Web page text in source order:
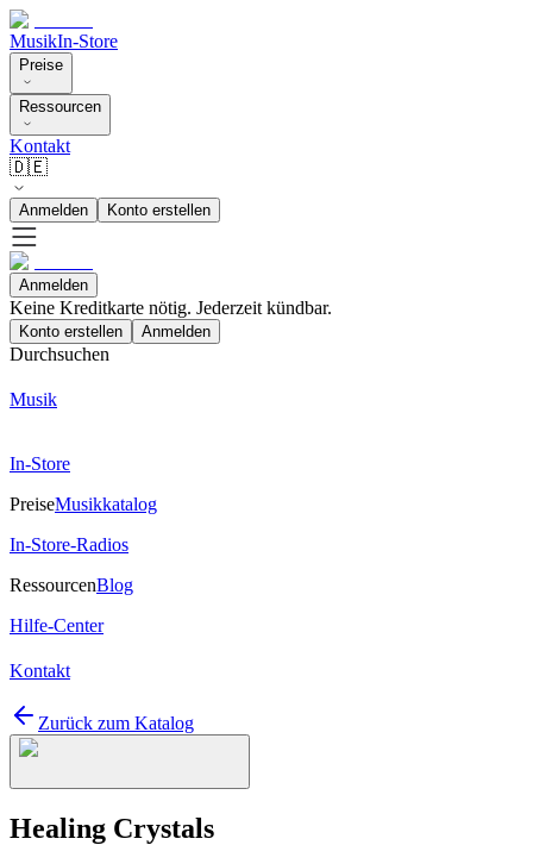
MusikIn-Store
Preise
Ressourcen
Kontakt
🇩🇪
Anmelden Konto erstellen
Anmelden
Keine Kreditkarte nötig. Jederzeit kündbar.
Konto erstellen Anmelden
Durchsuchen
Musik
In-Store
PreiseMusikkatalog
In-Store-Radios
RessourcenBlog
Hilfe-Center
Kontakt
Zurück zum Katalog
Healing Crystals